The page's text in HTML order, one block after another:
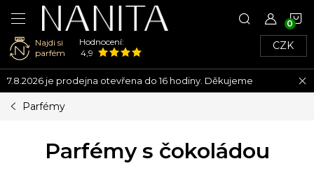
Přejít
na
obsah
Najdi si
parfém
Hodnocení:
4,9
CZK
7.8.2026 je prodejna otevřena do 16 hodiny. Děkujeme
Parfémy
Parfémy s čokoládou